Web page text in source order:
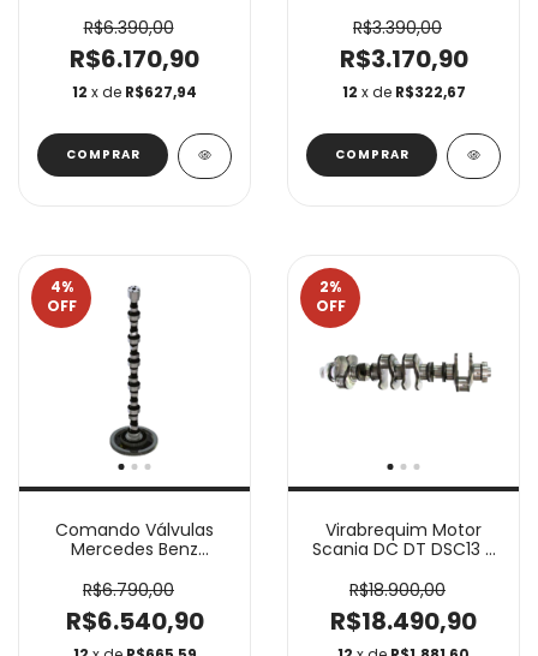
C0552
R$6.390,00
R$6.170,90
12 x de R$627,94
R$3.390,00
R$3.170,90
12 x de R$322,67
4%
OFF
Comando Válvulas
Mercedes Benz
C0552A
R$6.790,00
R$6.540,90
2%
OFF
Virabrequim Motor
Scania DC DT DSC13 6
R$18.900,00
R$18.490,90